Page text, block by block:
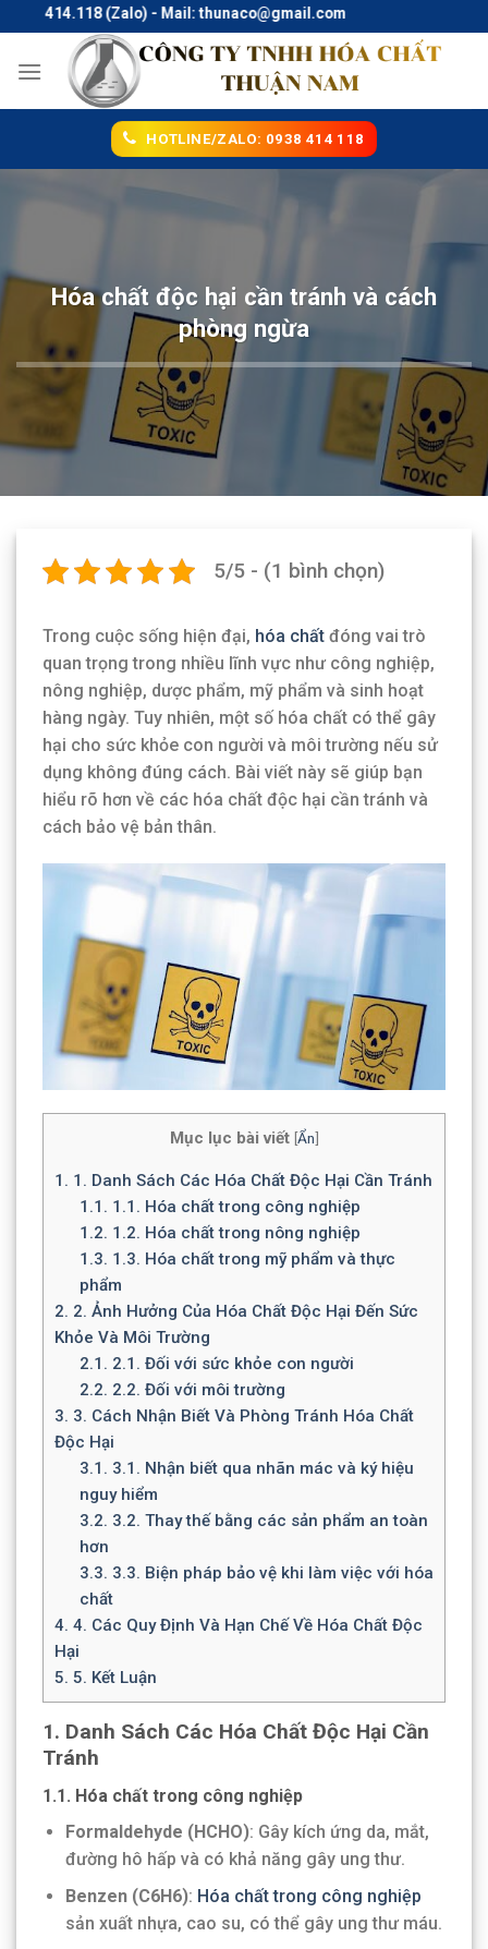
to
content
(Zalo) - Mail: thunaco@gmail.com
HOTLINE/ZALO: 0938 414 118
Hóa chất độc hại cần tránh và cách
phòng ngừa
5/5 - (1 bình chọn)
Trong cuộc sống hiện đại, hóa chất đóng vai trò
quan trọng trong nhiều lĩnh vực như công nghiệp,
nông nghiệp, dược phẩm, mỹ phẩm và sinh hoạt
hàng ngày. Tuy nhiên, một số hóa chất có thể gây
hại cho sức khỏe con người và môi trường nếu sử
dụng không đúng cách. Bài viết này sẽ giúp bạn
hiểu rõ hơn về các hóa chất độc hại cần tránh và
cách bảo vệ bản thân.
Mục lục bài viết [Ẩn]
1. 1. Danh Sách Các Hóa Chất Độc Hại Cần Tránh
1.1. 1.1. Hóa chất trong công nghiệp
1.2. 1.2. Hóa chất trong nông nghiệp
1.3. 1.3. Hóa chất trong mỹ phẩm và thực
phẩm
2. 2. Ảnh Hưởng Của Hóa Chất Độc Hại Đến Sức
Khỏe Và Môi Trường
2.1. 2.1. Đối với sức khỏe con người
2.2. 2.2. Đối với môi trường
3. 3. Cách Nhận Biết Và Phòng Tránh Hóa Chất
Độc Hại
3.1. 3.1. Nhận biết qua nhãn mác và ký hiệu
nguy hiểm
3.2. 3.2. Thay thế bằng các sản phẩm an toàn
hơn
3.3. 3.3. Biện pháp bảo vệ khi làm việc với hóa
chất
4. 4. Các Quy Định Và Hạn Chế Về Hóa Chất Độc
Hại
5. 5. Kết Luận
1. Danh Sách Các Hóa Chất Độc Hại Cần
Tránh
1.1. Hóa chất trong công nghiệp
Formaldehyde (HCHO): Gây kích ứng da, mắt,
đường hô hấp và có khả năng gây ung thư.
Benzen (C6H6): Hóa chất trong công nghiệp
sản xuất nhựa, cao su, có thể gây ung thư máu.